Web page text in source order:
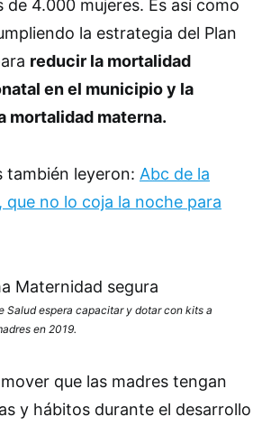
de 4.000 mujeres. Es así como
la estrategia del Plan
reducir la mortalidad
en el municipio y la
mortalidad materna.
también leyeron: Abc de la
que no lo coja la noche para
Salud espera capacitar y dotar con kits a
en 2019.
que las madres tengan
y hábitos durante el desarrollo